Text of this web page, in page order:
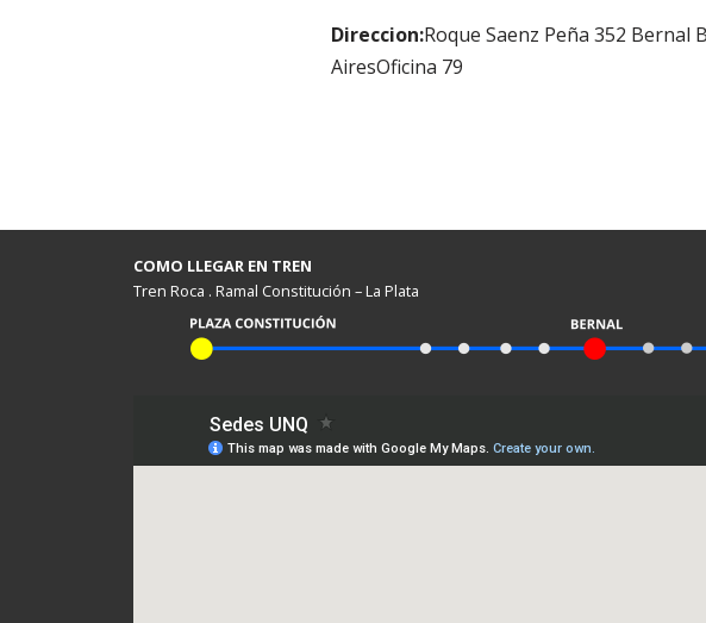
Direccion:Roque Saenz Peña 352 Bernal
AiresOficina 79
COMO LLEGAR EN TREN
Tren Roca . Ramal Constitución – La Plata